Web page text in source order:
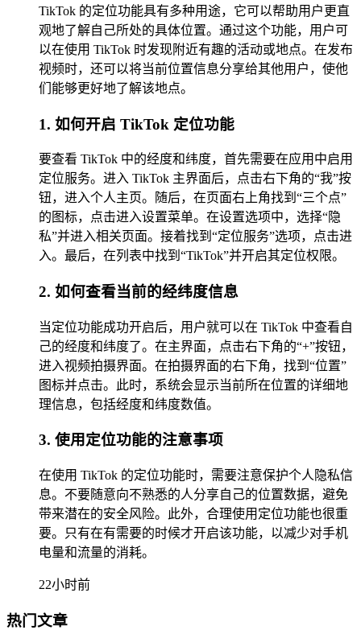
TikTok 的定位功能具有多种用途，它可以帮助用户更直
观地了解自己所处的具体位置。通过这个功能，用户可
以在使用 TikTok 时发现附近有趣的活动或地点。在发布
视频时，还可以将当前位置信息分享给其他用户，使他
们能够更好地了解该地点。
1. 如何开启 TikTok 定位功能
要查看 TikTok 中的经度和纬度，首先需要在应用中启用
定位服务。进入 TikTok 主界面后，点击右下角的“我”按
钮，进入个人主页。随后，在页面右上角找到“三个点”
的图标，点击进入设置菜单。在设置选项中，选择“隐
私”并进入相关页面。接着找到“定位服务”选项，点击进
入。最后，在列表中找到“TikTok”并开启其定位权限。
2. 如何查看当前的经纬度信息
当定位功能成功开启后，用户就可以在 TikTok 中查看自
己的经度和纬度了。在主界面，点击右下角的“+”按钮，
进入视频拍摄界面。在拍摄界面的右下角，找到“位置”
图标并点击。此时，系统会显示当前所在位置的详细地
理信息，包括经度和纬度数值。
3. 使用定位功能的注意事项
在使用 TikTok 的定位功能时，需要注意保护个人隐私信
息。不要随意向不熟悉的人分享自己的位置数据，避免
带来潜在的安全风险。此外，合理使用定位功能也很重
要。只有在有需要的时候才开启该功能，以减少对手机
电量和流量的消耗。
22小时前
热门文章